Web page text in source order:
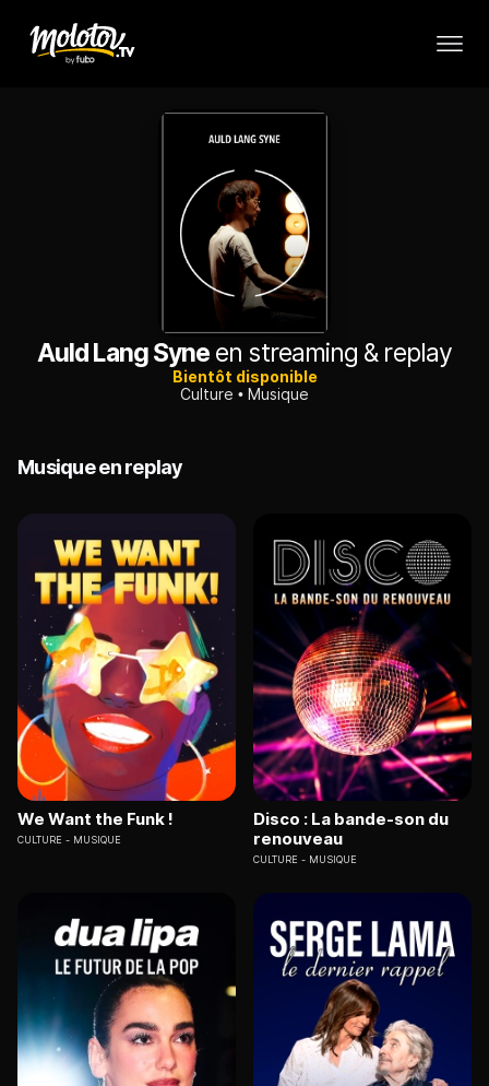
Auld Lang Syne en streaming & replay
Bientôt disponible
Culture
Musique
Musique en replay
We Want the Funk !
CULTURE MUSIQUE
Disco : La bande-son du
renouveau
CULTURE MUSIQUE